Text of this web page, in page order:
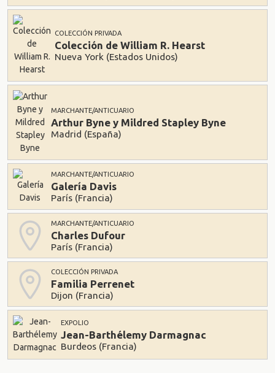
COLECCIÓN PRIVADA
Colección de William R. Hearst
Nueva York (Estados Unidos)
MARCHANTE/ANTICUARIO
Arthur Byne y Mildred Stapley Byne
Madrid (España)
MARCHANTE/ANTICUARIO
Galería Davis
París (Francia)
MARCHANTE/ANTICUARIO
Charles Dufour
París (Francia)
COLECCIÓN PRIVADA
Familia Perrenet
Dijon (Francia)
EXPOLIO
Jean-Barthélemy Darmagnac
Burdeos (Francia)